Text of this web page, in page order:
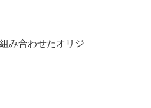
み合わせたオリジ